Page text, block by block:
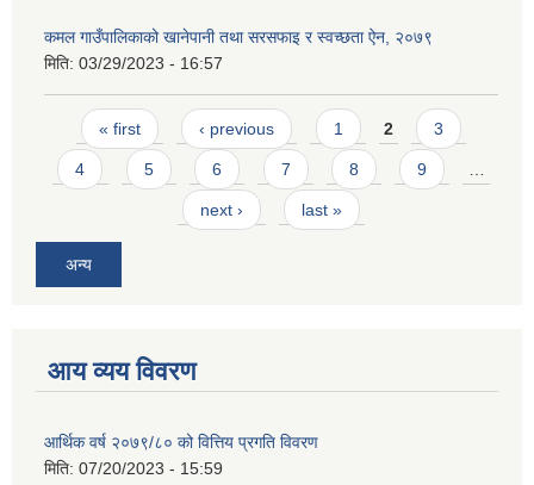
कमल गाउँपालिकाको खानेपानी तथा सरसफाइ र स्वच्छता ऐन, २०७९
मिति: 03/29/2023 - 16:57
Pages
« first ‹ previous 1 2 3
4 5 6 7 8 9
next › last »
अन्य
आय व्यय विवरण
आर्थिक वर्ष २०७९/८० को वित्तिय प्रगति विवरण
मिति: 07/20/2023 - 15:59